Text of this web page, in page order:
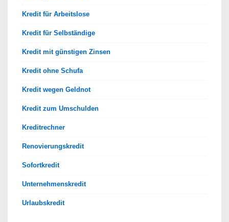
Kredit für Arbeitslose
Kredit für Selbständige
Kredit mit günstigen Zinsen
Kredit ohne Schufa
Kredit wegen Geldnot
Kredit zum Umschulden
Kreditrechner
Renovierungskredit
Sofortkredit
Unternehmenskredit
Urlaubskredit